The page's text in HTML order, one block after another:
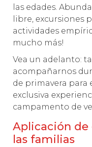
las edades.
libre, excursiones
actividades
mucho más!
Vea un adelanto:
acompañarnos
de primavera para
exclusiva
campamento de
Aplicación
las familias